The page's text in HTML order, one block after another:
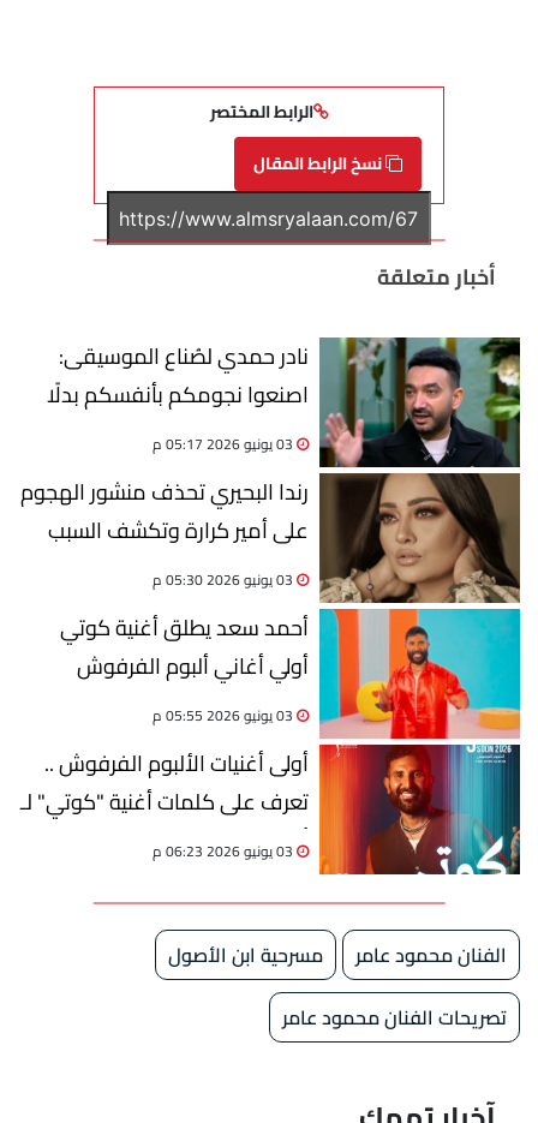
الرابط المختصر
نسخ الرابط المقال
أخبار متعلقة
نادر حمدي لصُناع الموسيقى:
اصنعوا نجومكم بأنفسكم بدلًا
من انتظار المطربين
03 يونيو 2026 05:17 م
رندا البحيري تحذف منشور الهجوم
على أمير كرارة وتكشف السبب
03 يونيو 2026 05:30 م
أحمد سعد يطلق أغنية كوتي
أولي أغاني ألبوم الفرفوش
03 يونيو 2026 05:55 م
أولى أغنيات الألبوم الفرفوش ..
تعرف على كلمات أغنية "كوتي" لـ
أحمد سعد
03 يونيو 2026 06:23 م
الفنان محمود عامر
مسرحية ابن الأصول
تصريحات الفنان محمود عامر